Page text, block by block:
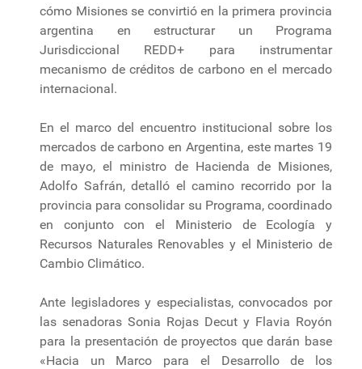
cómo Misiones se convirtió en la primera provincia
argentina en estructurar un Programa
Jurisdiccional REDD+ para instrumentar
mecanismo de créditos de carbono en el mercado
internacional.
En el marco del encuentro institucional sobre los
mercados de carbono en Argentina, este martes 19
de mayo, el ministro de Hacienda de Misiones,
Adolfo Safrán, detalló el camino recorrido por la
provincia para consolidar su Programa, coordinado
en conjunto con el Ministerio de Ecología y
Recursos Naturales Renovables y el Ministerio de
Cambio Climático.
Ante legisladores y especialistas, convocados por
las senadoras Sonia Rojas Decut y Flavia Royón
para la presentación de proyectos que darán base
«Hacia un Marco para el Desarrollo de los